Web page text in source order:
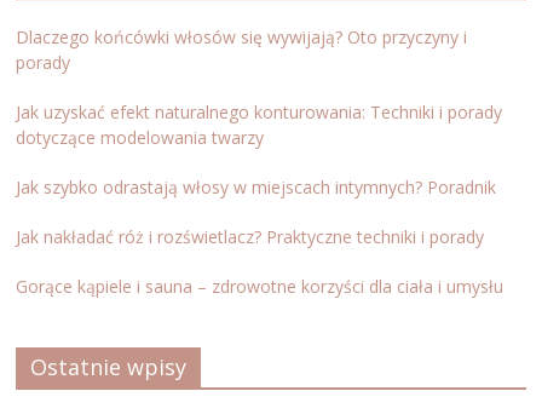
Dlaczego końcówki włosów się wywijają? Oto przyczyny i
porady
Jak uzyskać efekt naturalnego konturowania: Techniki i porady
dotyczące modelowania twarzy
Jak szybko odrastają włosy w miejscach intymnych? Poradnik
Jak nakładać róż i rozświetlacz? Praktyczne techniki i porady
Gorące kąpiele i sauna – zdrowotne korzyści dla ciała i umysłu
Ostatnie wpisy